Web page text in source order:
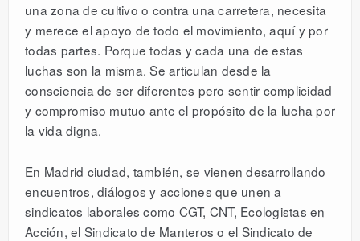
una zona de cultivo o contra una carretera, necesita
y merece el apoyo de todo el movimiento, aquí y por
todas partes. Porque todas y cada una de estas
luchas son la misma. Se articulan desde la
consciencia de ser diferentes pero sentir complicidad
y compromiso mutuo ante el propósito de la lucha por
la vida digna.
En Madrid ciudad, también, se vienen desarrollando
encuentros, diálogos y acciones que unen a
sindicatos laborales como CGT, CNT, Ecologistas en
Acción, el Sindicato de Manteros o el Sindicato de